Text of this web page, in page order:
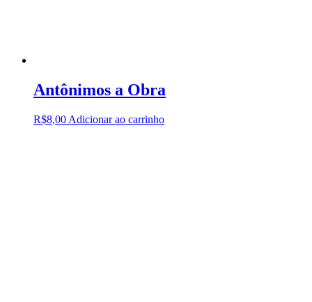
Antônimos a Obra
R$8,00 Adicionar ao carrinho